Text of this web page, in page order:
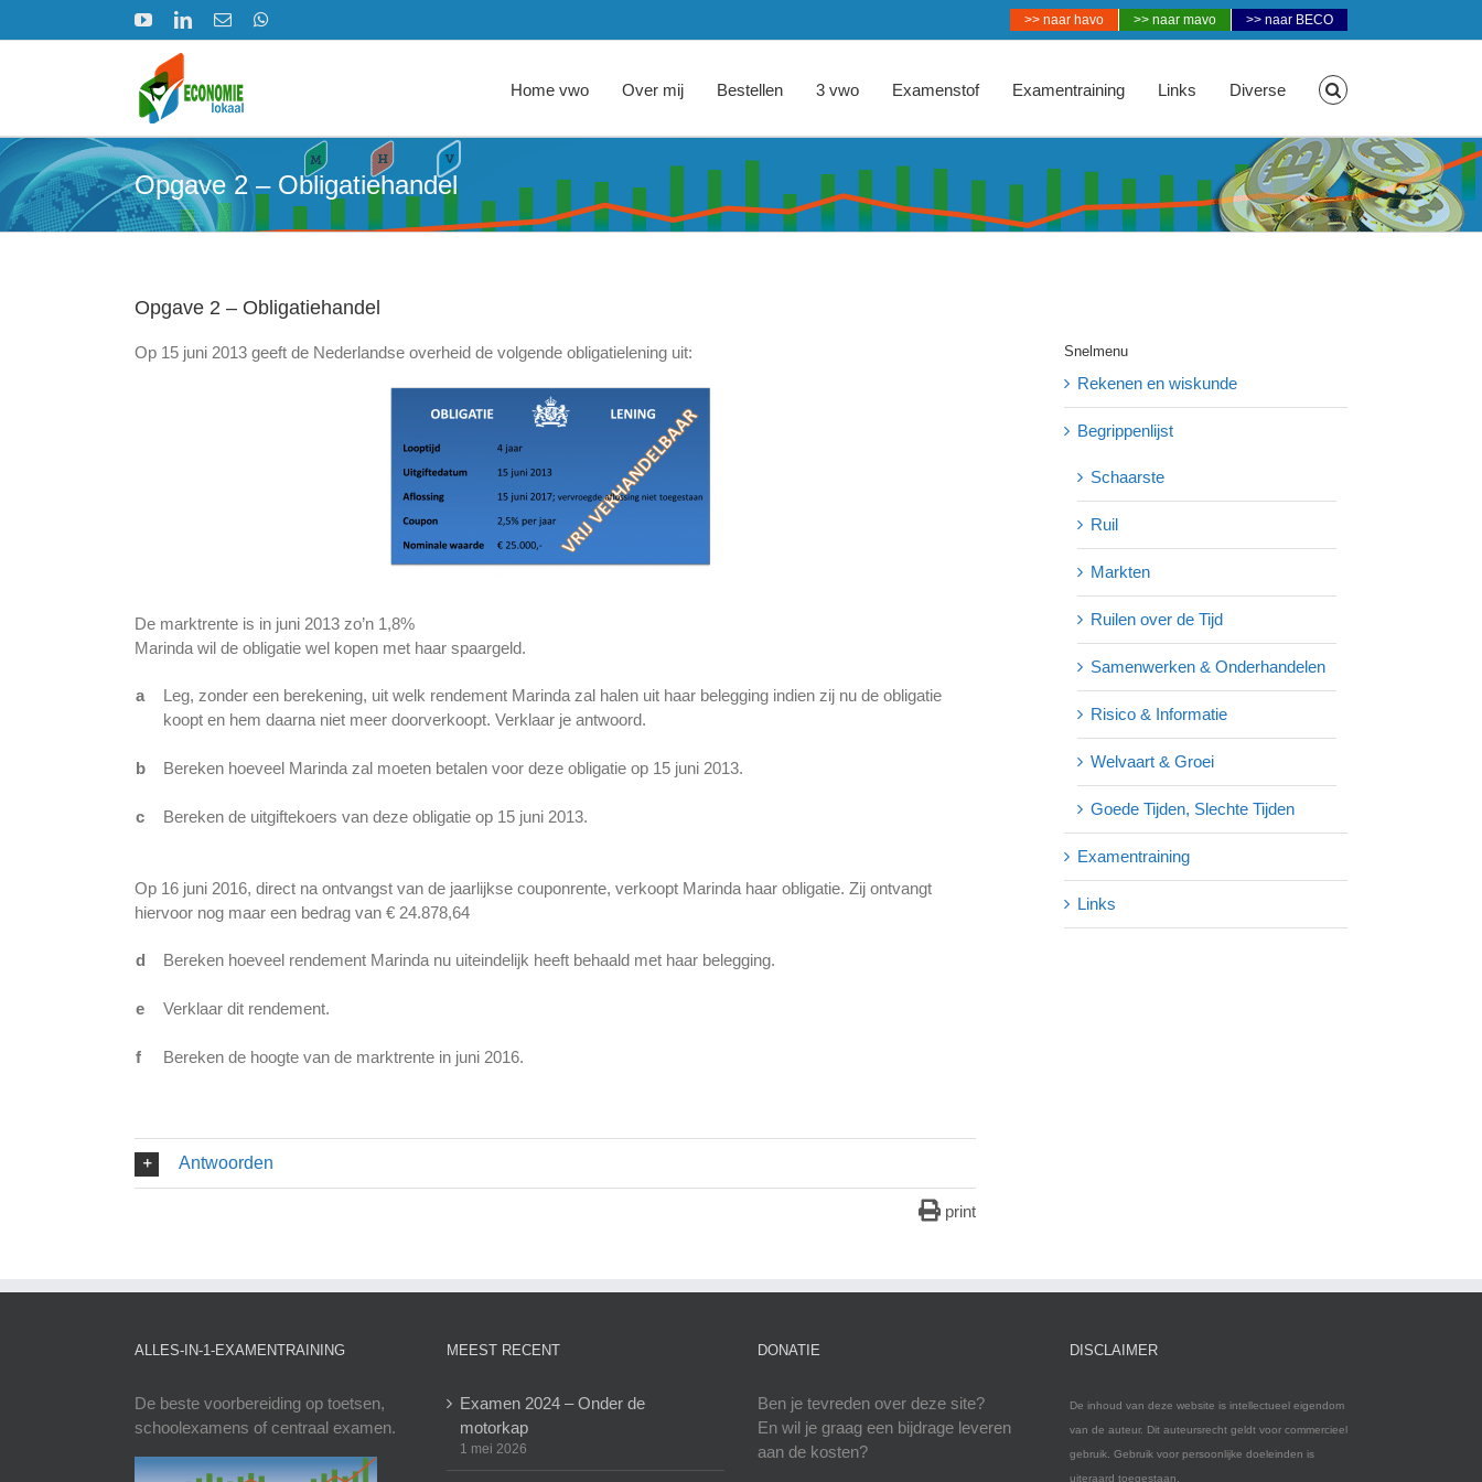
YouTubeLinkedIn
E-
mail
>> naar havo >> naar mavo >> naar BECO
Home vwo Over mij Bestellen 3 vwo Examenstof Examentraining Links Diverse
Opgave 2 – Obligatiehandel
Opgave 2 – Obligatiehandel
Op 15 juni 2013 geeft de Nederlandse overheid de volgende obligatielening uit:
De marktrente is in juni 2013 zo’n 1,8%
Marinda wil de obligatie wel kopen met haar spaargeld.
a
Leg, zonder een berekening, uit welk rendement Marinda zal halen uit haar belegging indien zij nu de obligatie
koopt en hem daarna niet meer doorverkoopt. Verklaar je antwoord.
b Bereken hoeveel Marinda zal moeten betalen voor deze obligatie op 15 juni 2013.
c Bereken de uitgiftekoers van deze obligatie op 15 juni 2013.
Op 16 juni 2016, direct na ontvangst van de jaarlijkse couponrente, verkoopt Marinda haar obligatie. Zij ontvangt
hiervoor nog maar een bedrag van € 24.878,64
d Bereken hoeveel rendement Marinda nu uiteindelijk heeft behaald met haar belegging.
e Verklaar dit rendement.
f Bereken de hoogte van de marktrente in juni 2016.
Antwoorden
print
Snelmenu
Rekenen en wiskunde
Begrippenlijst
Schaarste
Ruil
Markten
Ruilen over de Tijd
Samenwerken & Onderhandelen
Risico & Informatie
Welvaart & Groei
Goede Tijden, Slechte Tijden
Examentraining
Links
ALLES-IN-1-EXAMENTRAINING
De beste voorbereiding op toetsen,
schoolexamens of centraal examen.
MEEST RECENT
Examen 2024 – Onder de
motorkap
1 mei 2026
DONATIE
Ben je tevreden over deze site?
En wil je graag een bijdrage leveren
aan de kosten?
DISCLAIMER
De inhoud van deze website is intellectueel eigendom
van de auteur. Dit auteursrecht geldt voor commercieel
gebruik. Gebruik voor persoonlijke doeleinden is
uiteraard toegestaan.